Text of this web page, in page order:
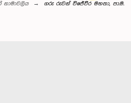
නාමාවලිය ගරු රුවන් විජේවීර මහතා, පා.ම.